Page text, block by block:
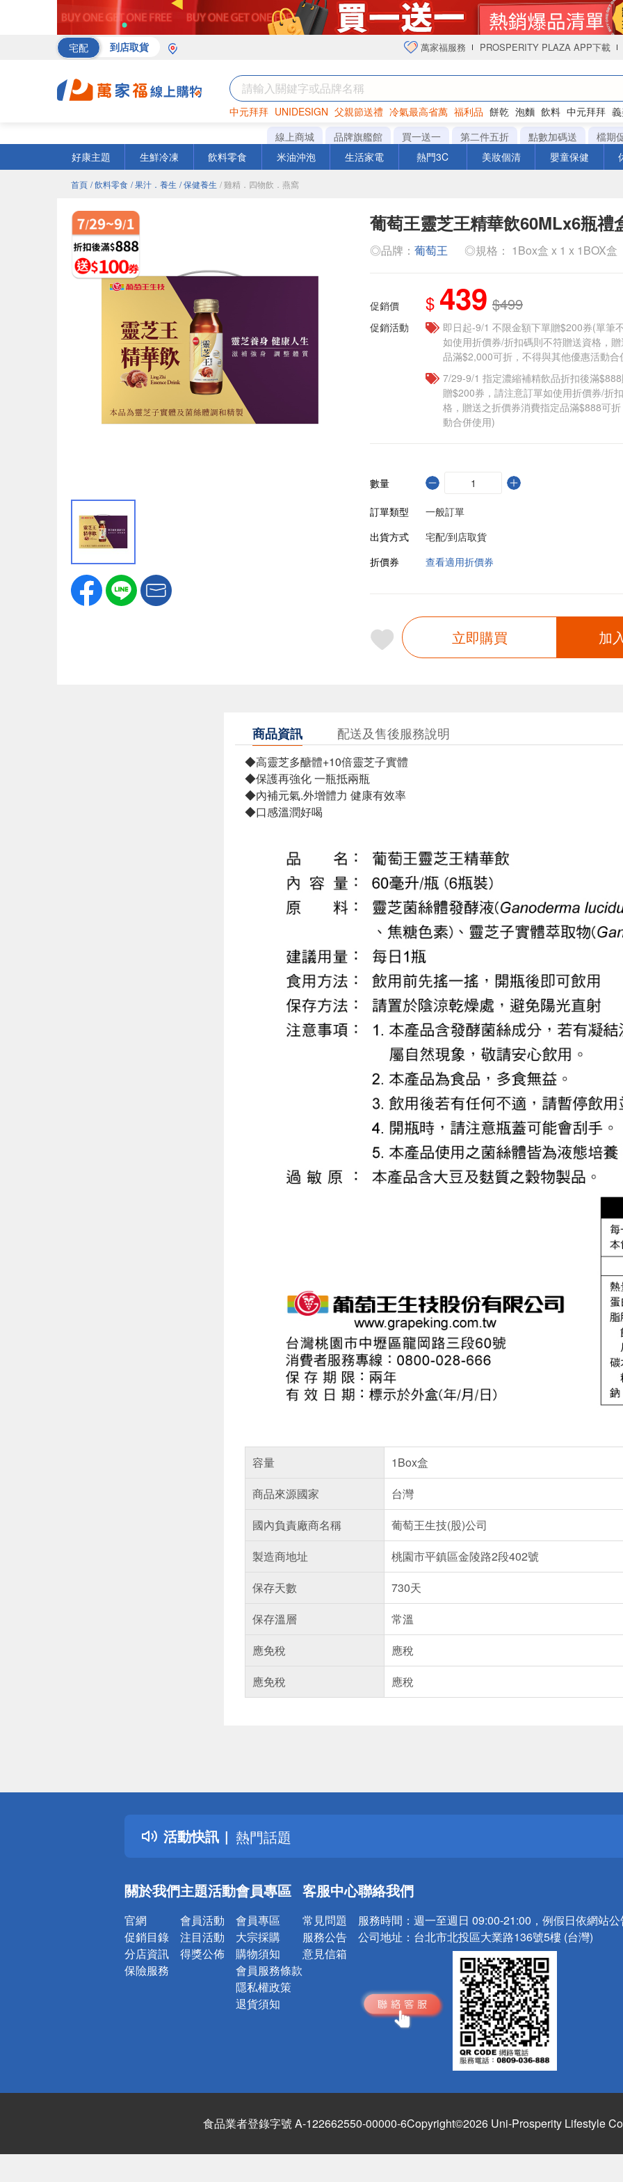
宅配 到店取貨 萬家福服務 PROSPERITY PLAZA APP下載
中元拜拜 UNIDESIGN 父親節送禮 冷氣最高省萬 福利品 餅乾 泡麵 飲料 中元拜拜
巧克力 罐頭 衛生紙
線上商城 品牌旗艦館 買一送一 第二件五折 點數加碼送
檔期
好康主題
生鮮冷凍 飲料零食 米油沖泡 生活家電 熱門3C 美妝個清 嬰童保健
首頁 / 飲料零食 / 果汁．養生 / 保健養生 / 雞精．四物飲．燕窩
葡萄王靈芝王精華飲60MLx6瓶禮
◎品牌： 葡萄王 ◎規格： 1Box盒 x 1 x 1BOX盒
促銷價 $ 439 $499
促銷活動
即日起-9/1 不限金額下單贈$200券(單筆
如使用折價券/折扣碼則不符贈送資格，
品滿$2,000可折，不得與其他優惠活動合
7/29-9/1 指定濃縮補精飲品​折扣後滿
贈$200券，請注意訂單如使用折價券/折
格，贈送之折價券消費指定品滿$888可
動合併使用)
數量
訂單類型
一般訂單
出貨方式
宅配/到店取貨
折價券
查看適用折價券
立即購買 加
商品資訊 配送及售後服務說明
◆高靈芝多醣體+10倍靈芝子實體
◆保護再強化 一瓶抵兩瓶
◆內補元氣.外增體力 健康有效率
◆口感溫潤好喝
容量
1Box盒
商品來源國家
台灣
國內負責廠商名稱
葡萄王生技(股)公司
製造商地址
桃園市平鎮區金陵路2段402號
保存天數
730天
保存溫層
常溫
應免稅
應稅
應免稅
應稅
活動快訊
詐騙網頁！請小心！
得獎公告
熱門話題
銀行優惠
詐騙網頁！請小心！
關於我們
官網
促銷目錄
分店資訊
保險服務
主題活動
會員活動
注目活動
得獎公佈
會員專區
會員專區
大宗採購
購物須知
會員服務條款
隱私權政策
退貨須知
客服中心
常見問題
服務公告
意見信箱
聯絡我們
服務時間： 週一至週日 09:00-21:00，例假日依網站
公司地址： 台北市北投區大業路136號5樓 (台灣)
食品業者登錄字號 A-122662550-00000-6Copyright©2026 Uni-Prosperity Lifestyle